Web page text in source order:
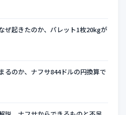
ぜ起きたのか、パレット1枚20kgが
るのか、ナフサ844ドルの円換算で